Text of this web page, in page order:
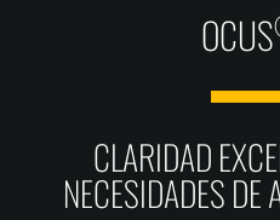
OCUS
CLARIDAD
NECESIDADES DE